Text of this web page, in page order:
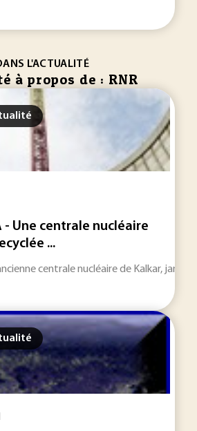
L'ACTUALITÉ
à propos de : RNR
- Une centrale nucléaire
...
centrale nucléaire de Kalkar,